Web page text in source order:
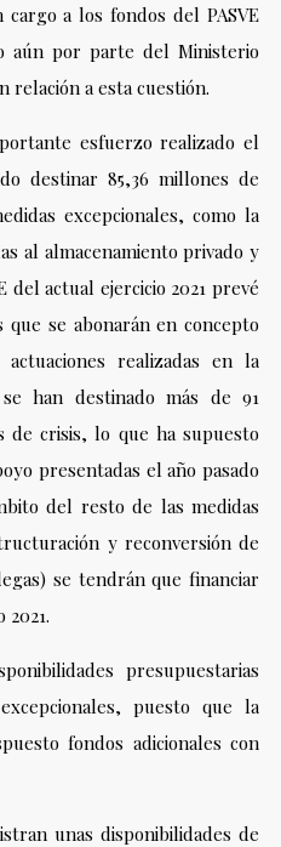
a los fondos del PASVE
aún por parte del Ministerio
relación a esta cuestión.
esfuerzo realizado el
destinar 85,36 millones de
excepcionales, como la
al almacenamiento privado y
del actual ejercicio 2021 prevé
se abonarán en concepto
realizadas en la
han destinado más de 91
de crisis, lo que ha supuesto
presentadas el año pasado
del resto de las medidas
y reconversión de
se tendrán que financiar
presupuestarias
puesto que la
fondos adicionales con
unas disponibilidades de